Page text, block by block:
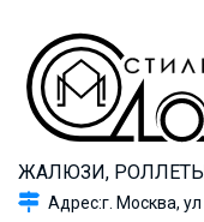
ЖАЛЮЗИ,
Адрес:г. Москва,